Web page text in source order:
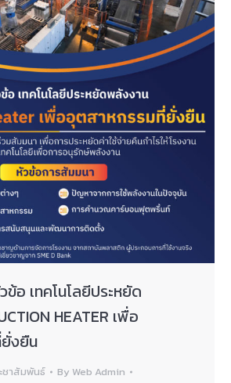
อ เทคโนโลยีประหยัด
HEATER เพื่อ
งยืน
ชาสัมพันธ์ By Web Admin